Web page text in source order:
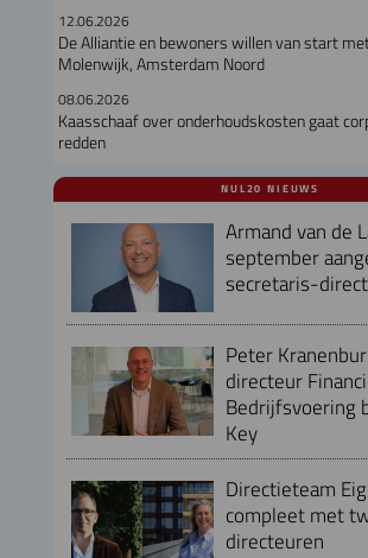
12.06.2026
De Alliantie en bewoners willen van start
Molenwijk, Amsterdam Noord
08.06.2026
Kaasschaaf over onderhoudskosten gaat
redden
NUL20 NIEUWS
Armand van de
september
secretaris-
Peter
directeur
Bedrijfsvoering
Key
Directieteam
compleet met
directeuren